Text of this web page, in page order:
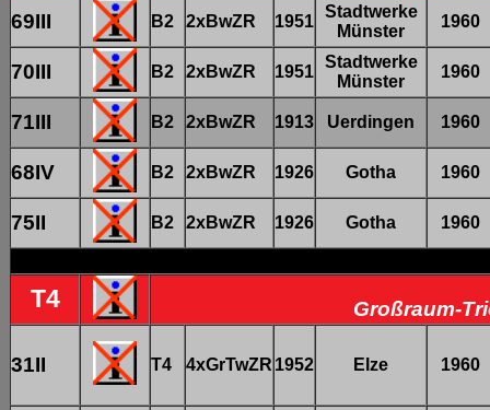
69III
B2 2xBwZR 1951
Stadtwerke
Münster
1960
70III B2 2xBwZR 1951
Stadtwerke
Münster
1960
71III B2 2xBwZR 1913 Uerdingen 1960
68IV B2 2xBwZR 1926 Gotha 1960
75II B2 2xBwZR 1926 Gotha 1960
T4 Großraum-
31II T4 4xGrTwZR 1952 Elze 1960